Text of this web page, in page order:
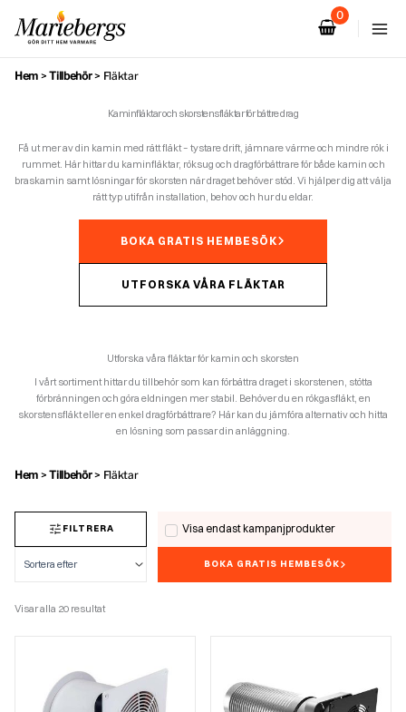
innehåll
Hem >Tillbehör> Fläktar
Kaminfläktar och skorstensfläktar för bättre drag
Få ut mer av din kamin med rätt fläkt – tystare drift, jämnare värme och mindre rök i
rummet. Här hittar du kaminfläktar, röksug och dragförbättrare för både kamin och
braskamin samt lösningar för skorsten när draget behöver stöd. Vi hjälper dig att välja
rätt typ utifrån installation, behov och hur du eldar.
BOKA GRATIS HEMBESÖK
UTFORSKA VÅRA FLÄKTAR
Utforska våra fläktar för kamin och skorsten
I vårt sortiment hittar du tillbehör som kan förbättra draget i skorstenen, stötta
förbränningen och göra eldningen mer stabil. Behöver du en rökgasfläkt, en
skorstensfläkt eller en enkel dragförbättrare? Här kan du jämföra alternativ och hitta
en lösning som passar din anläggning.
Hem >Tillbehör> Fläktar
FILTRERA Visa endast kampanjprodukter
BOKA GRATIS HEMBESÖK
Visar alla 20 resultat